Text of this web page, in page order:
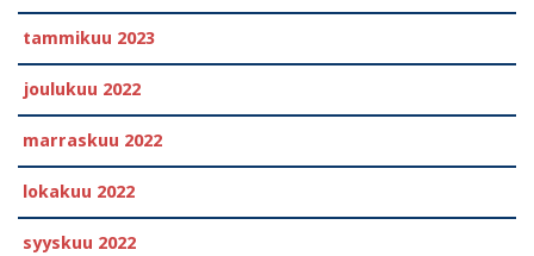
tammikuu 2023
joulukuu 2022
marraskuu 2022
lokakuu 2022
syyskuu 2022